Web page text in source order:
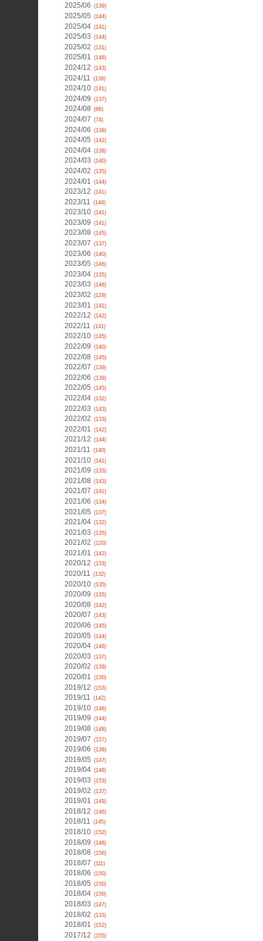
2025/06 (139)
2025/05 (144)
2025/04 (141)
2025/03 (144)
2025/02 (131)
2025/01 (146)
2024/12 (143)
2024/11 (139)
2024/10 (141)
2024/09 (137)
2024/08 (66)
2024/07 (74)
2024/06 (136)
2024/05 (142)
2024/04 (138)
2024/03 (140)
2024/02 (135)
2024/01 (144)
2023/12 (141)
2023/11 (144)
2023/10 (141)
2023/09 (141)
2023/08 (145)
2023/07 (137)
2023/06 (140)
2023/05 (146)
2023/04 (135)
2023/03 (146)
2023/02 (129)
2023/01 (141)
2022/12 (142)
2022/11 (141)
2022/10 (145)
2022/09 (140)
2022/08 (145)
2022/07 (139)
2022/06 (139)
2022/05 (145)
2022/04 (132)
2022/03 (143)
2022/02 (133)
2022/01 (142)
2021/12 (144)
2021/11 (140)
2021/10 (141)
2021/09 (135)
2021/08 (143)
2021/07 (141)
2021/06 (134)
2021/05 (137)
2021/04 (132)
2021/03 (135)
2021/02 (120)
2021/01 (142)
2020/12 (133)
2020/11 (132)
2020/10 (135)
2020/09 (135)
2020/08 (142)
2020/07 (143)
2020/06 (145)
2020/05 (144)
2020/04 (146)
2020/03 (137)
2020/02 (139)
2020/01 (150)
2019/12 (153)
2019/11 (142)
2019/10 (146)
2019/09 (144)
2019/08 (148)
2019/07 (157)
2019/06 (138)
2019/05 (147)
2019/04 (148)
2019/03 (153)
2019/02 (137)
2019/01 (149)
2018/12 (146)
2018/11 (145)
2018/10 (152)
2018/09 (148)
2018/08 (156)
2018/07 (111)
2018/06 (150)
2018/05 (150)
2018/04 (150)
2018/03 (147)
2018/02 (133)
2018/01 (152)
2017/12 (155)